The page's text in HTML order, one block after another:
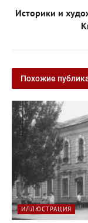
Историки и
Похожие
ИЛЛЮСТРАЦИЯ